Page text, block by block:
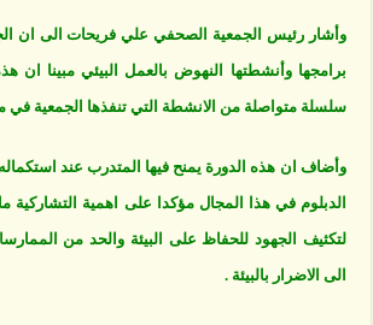
وأشار رئيس الجمعية الصحفي علي فريحات الى ان
برامجها وأنشطتها النهوض بالعمل البيئي مبينا ان
سلسلة متواصلة من الانشطة التي تنفذها الجمعية في
وأضاف ان هذه الدورة يمنح فيها المتدرب عند
الدبلوم في هذا المجال مؤكدا على اهمية
لتكثيف الجهود للحفاظ على البيئة والحد من
الى الاضرار بالبيئة .